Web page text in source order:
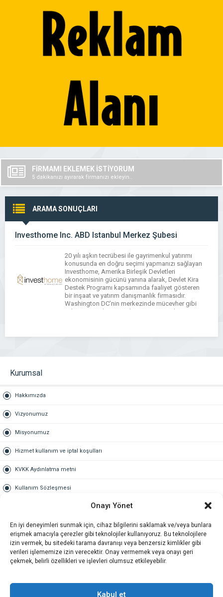
Onayı Yönet
En iyi deneyimleri sunmak için, cihaz bilgilerini saklamak ve/veya bunlara
erişmek amacıyla çerezler gibi teknolojiler kullanıyoruz. Bu teknolojilere
izin vermek, bu sitedeki tarama davranışı veya benzersiz kimlikler gibi
verileri işlememize izin verecektir. Onay vermemek veya onayı geri
çekmek, belirli özellikleri ve işlevleri olumsuz etkileyebilir.
Kabul et
FİRMAMI EKLEMEK İSTİYORUM
5 dakikanızı ayırarak firmanızı ekleyin..
ARAMA SONUÇLARI
Investhome Inc. ABD Istanbul Merkez Şubesi
20 yılı aşkın tecrübesi ile gayrimenkul yatırımı
konusunda en doğru seçimi yapmanızı sağlayan
Investhome, Amerika Birleşik Devletleri
ekonomisinin gücünü yanına alarak, Devlet Kira
Destek Programı kapsamında faaliyet gösteren
bir inşaat ve yatırım danışmanlık firmasıdır.
Washington DC’nin merkezinde mücevher gibi
evler inşaa eden Investhome, Emin Berk Sever ve
Kurumsal
Hakkımızda
Vizyonumuz
Misyonumuz
Hizmet kullanım ve iptal koşulları
KVKK Aydınlatma metni
Kullanım Sözleşmesi
Gold üyelik nedir
Kariyer